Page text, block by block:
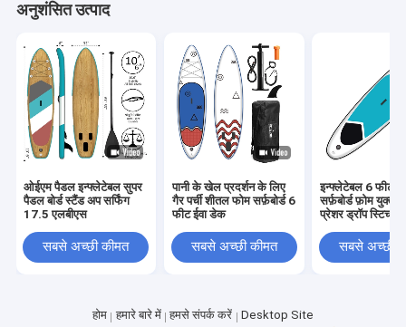
अनुशंसित उत्पाद
ओईएम पैडल इन्फ्लेटेबल सुपर
पैडल बोर्ड स्टैंड अप सर्फिंग
17.5 एलबीएस
सबसे अच्छी कीमत
पानी के खेल प्रदर्शन के लिए
गैर पर्ची शीतल फोम सर्फ़बोर्ड 6
फीट ईवा डेक
सबसे अच्छी कीमत
इन्फ्लेटेबल 6 फीट
सर्फ़बोर्ड फ़ोम युक्त
प्रेशर ड्रॉप स्टिच
सबसे अच्छी
होम हमारे बारे में हमसे संपर्क करें
Desktop Site